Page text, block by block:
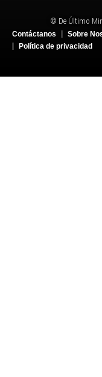
© De Último
Contáctanos
Sobre
Política de privacidad